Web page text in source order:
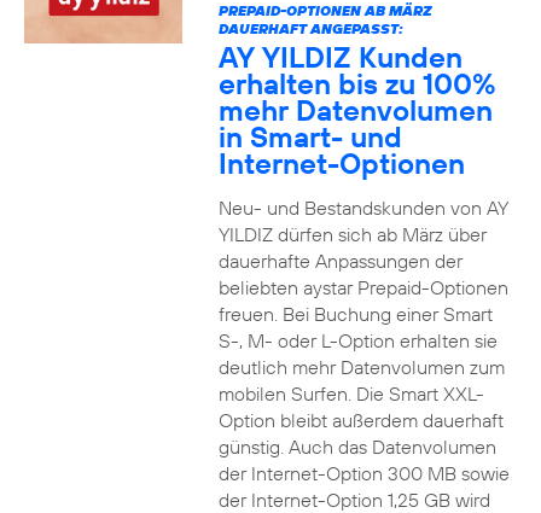
PREPAID-OPTIONEN AB MÄRZ
DAUERHAFT ANGEPASST:
AY YILDIZ Kunden
erhalten bis zu 100%
mehr Datenvolumen
in Smart- und
Internet-Optionen
Neu- und Bestandskunden von AY
YILDIZ dürfen sich ab März über
dauerhafte Anpassungen der
beliebten aystar Prepaid-Optionen
freuen. Bei Buchung einer Smart
S-, M- oder L-Option erhalten sie
deutlich mehr Datenvolumen zum
mobilen Surfen. Die Smart XXL-
Option bleibt außerdem dauerhaft
günstig. Auch das Datenvolumen
der Internet-Option 300 MB sowie
der Internet-Option 1,25 GB wird